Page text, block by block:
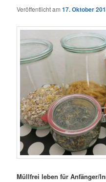
Veröffentlicht am17. Oktober
Müll­frei leben für Anfänger/